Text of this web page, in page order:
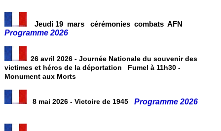
Jeudi 19 marscérémonies combats AFN
Programme 2026
26 avril 2026 - Journée Nationale du souvenir des
victimes et héros de la déportation Fumel à 11h30 -
Monument aux Morts
8 mai 2026 - Victoire de 1945Programme 2026